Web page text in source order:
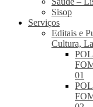
Sisop
Serviços
Editais e
Cultura,
01